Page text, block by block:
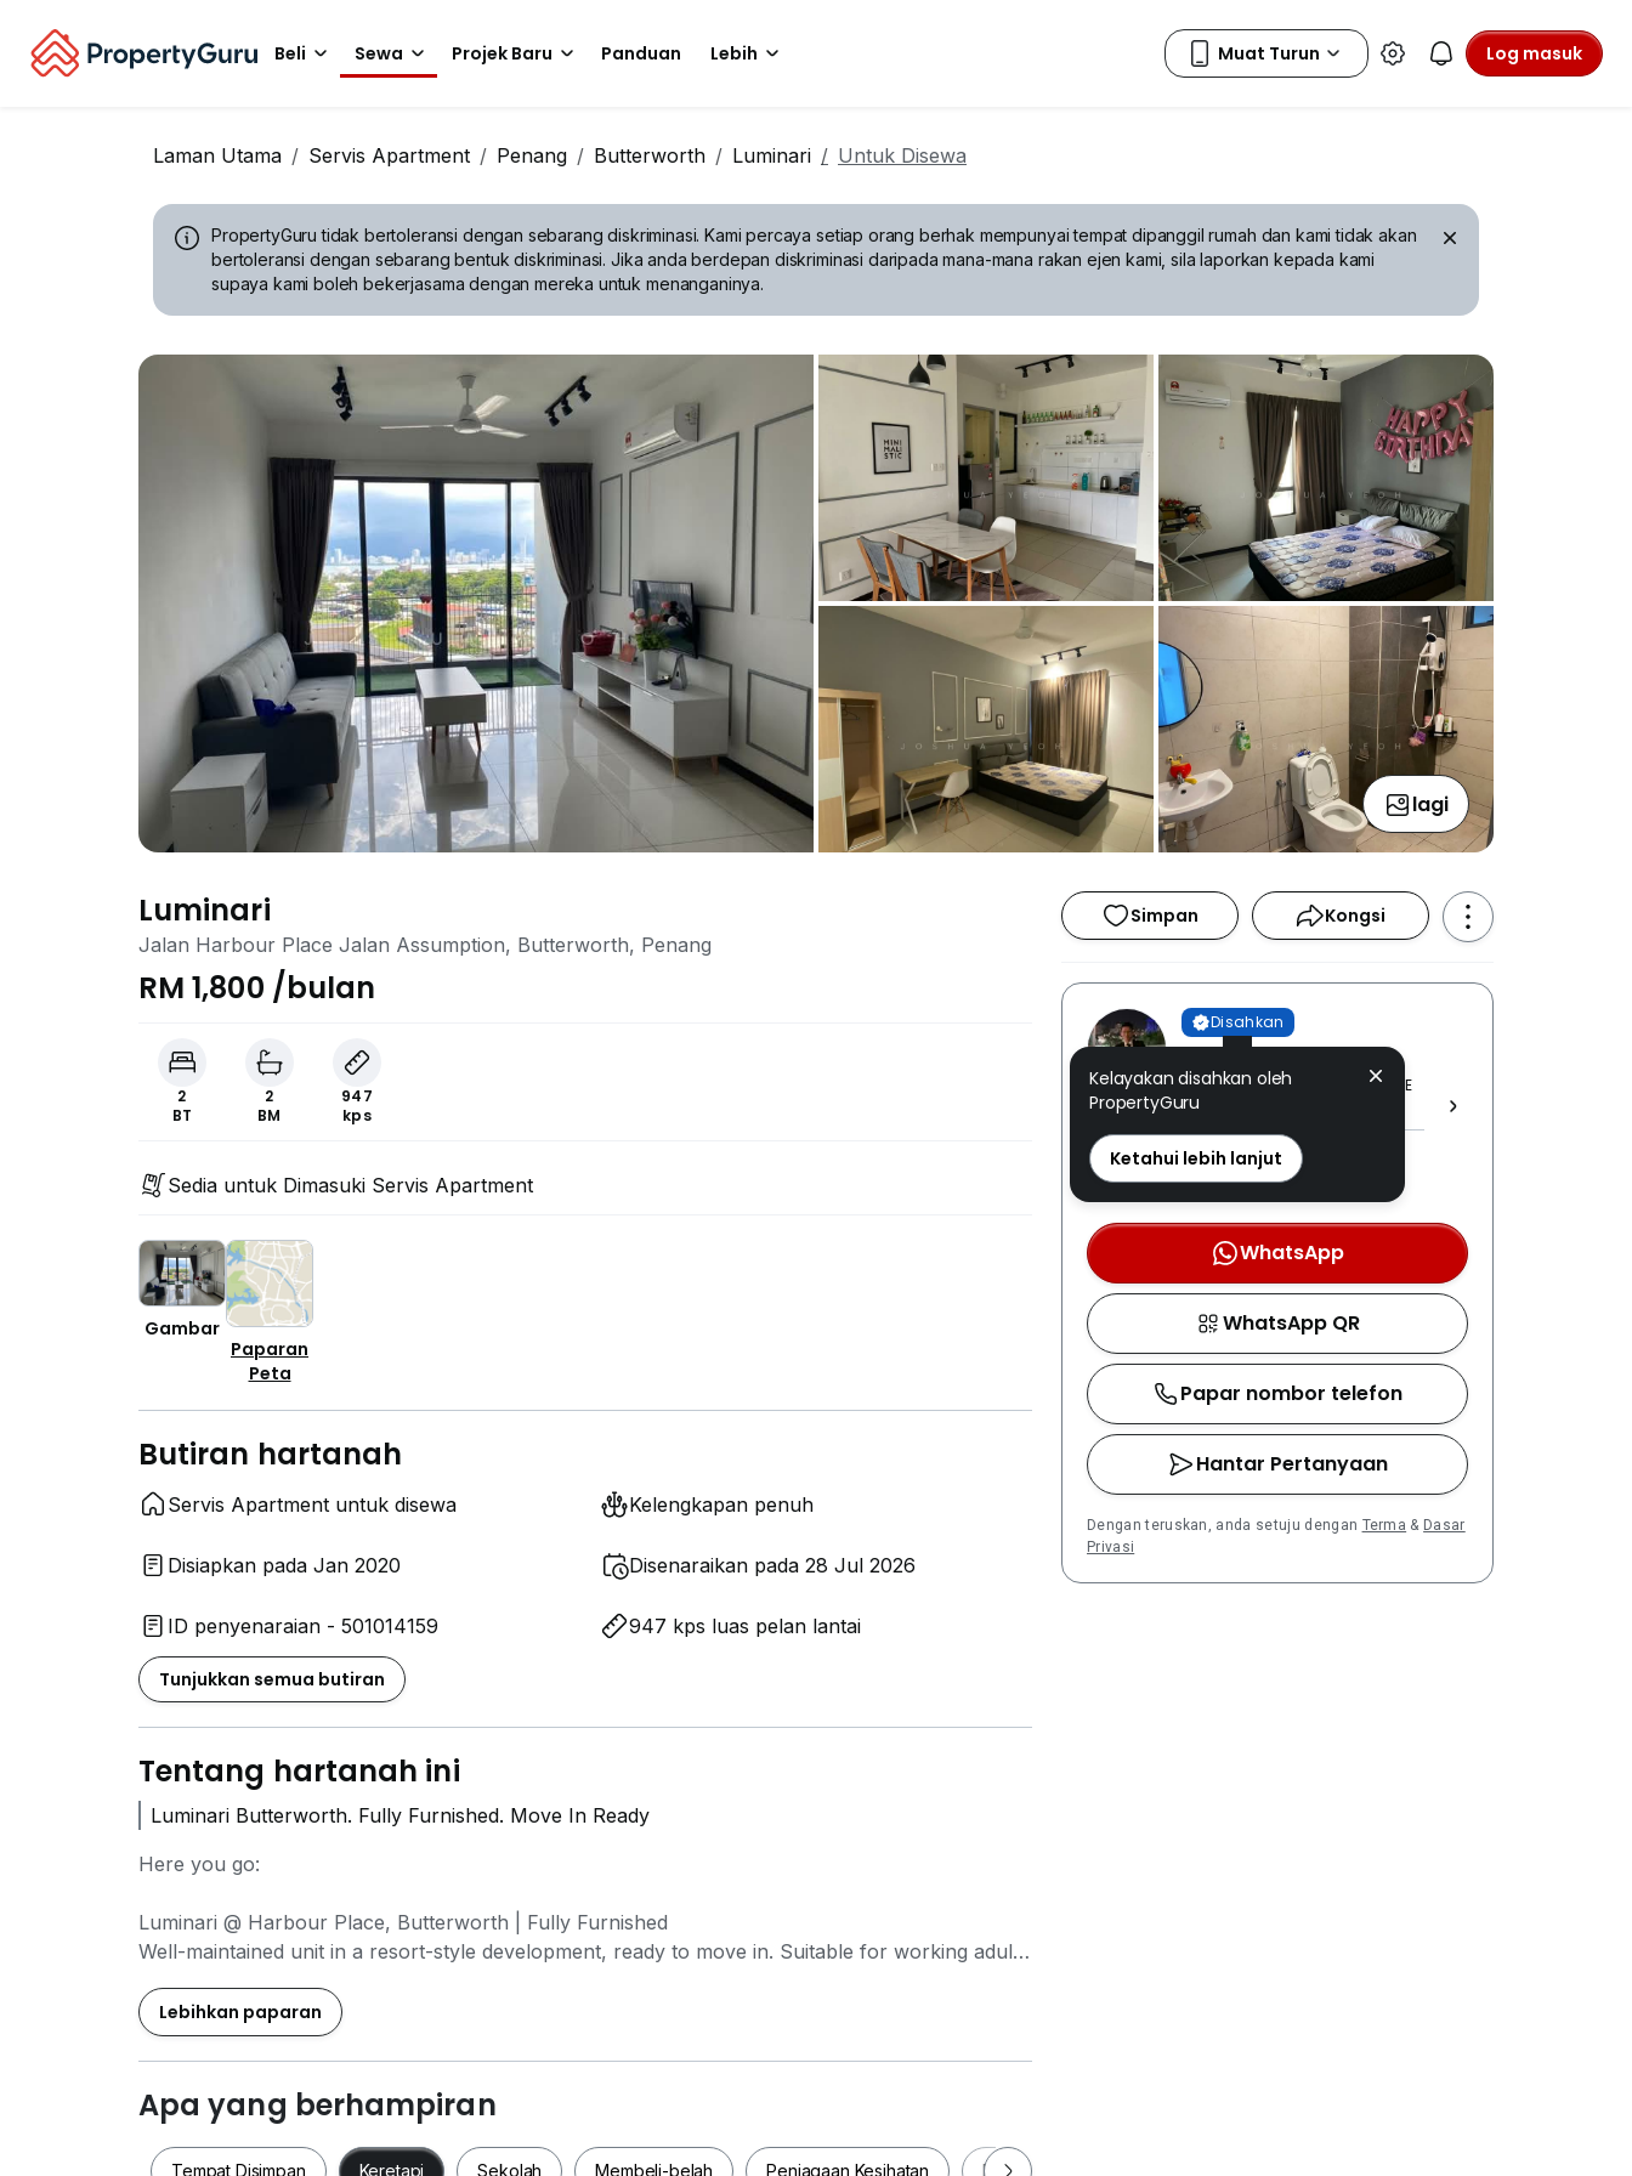
Beli Sewa Projek Baru Panduan Lebih Log masuk
Laman Utama Servis Apartment Penang Butterworth Luminari Untuk Disewa
PropertyGuru tidak bertoleransi dengan sebarang diskriminasi.Kami percaya setiap orang berhak mempunyai tempat dipanggil rumah dan kami tidak akan
bertoleransi dengan sebarang bentuk diskriminasi. Jika anda berdepan diskriminasi daripada mana-mana rakan ejen kami, sila laporkan kepada kami
supaya kami boleh bekerjasama dengan mereka untuk menanganinya.
lagi
Luminari
Jalan Harbour Place Jalan Assumption, Butterworth, Penang
RM 1,800 /bulan
2
BT
2
BM
947
kps
Sedia untuk Dimasuki Servis Apartment
Gambar
Paparan
Peta
Butiran hartanah
Servis Apartment untuk disewa Kelengkapan penuh
Disiapkan pada Jan 2020 Disenaraikan pada 28 Jul 2026
ID penyenaraian - 501014159 947 kps luas pelan lantai
Tunjukkan semua butiran
Tentang hartanah ini
Luminari Butterworth. Fully Furnished. Move In Ready
Here you go:
Luminari @ Harbour Place, Butterworth | Fully Furnished
Well-maintained unit in a resort-style development, ready to move in. Suitable for working adults
2 Bedrooms 2 Bathrooms
Fully Furnished
950 sqft
1 Covered Car Park
Bright & well-ventilated
Lebihkan paparan
Apa yang berhampiran
Tempat Disimpan Keretapi Sekolah Membeli-belah Penjagaan Kesihatan Makanan & Minuman
Simpan Kongsi
Disahkan
Joshua Yeoh
UPLAND REALTY (M) SDN BHD [ E
(1) 2116 ]
REN: 39662 disahkan
Nombor berdaftar LPEPH
WhatsApp
WhatsApp QR
Papar nombor telefon
Hantar Pertanyaan
Dengan teruskan, anda setuju dengan Terma & Dasar
Privasi
Kelayakan disahkan oleh
PropertyGuru
Ketahui lebih lanjut